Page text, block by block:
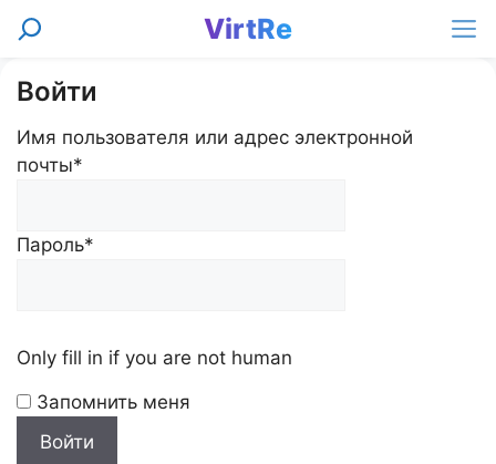
Перейти
VirtRe
Поиск
Войти
Имя пользователя или адрес электронной
почты*
Пароль*
Only fill in if you are not human
Запомнить меня